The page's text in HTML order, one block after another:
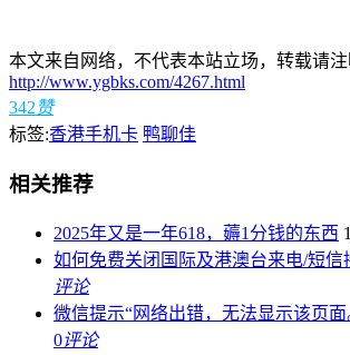
本文来自网络，不代表本站立场，转载请注
http://www.ygbks.com/4267.html
342赞
标签:香港手机卡 鸭聊佳
相关推荐
2025年又是一年618，薅1分钱的东西
如何免费关闭国际及港澳台来电/短信
评论
微信提示“网络出错，无法显示该页面
0评论